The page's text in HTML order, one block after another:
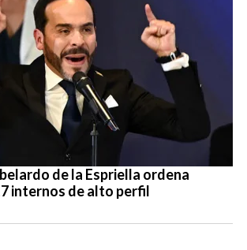
de la Espriella ordena
internos de alto perfil